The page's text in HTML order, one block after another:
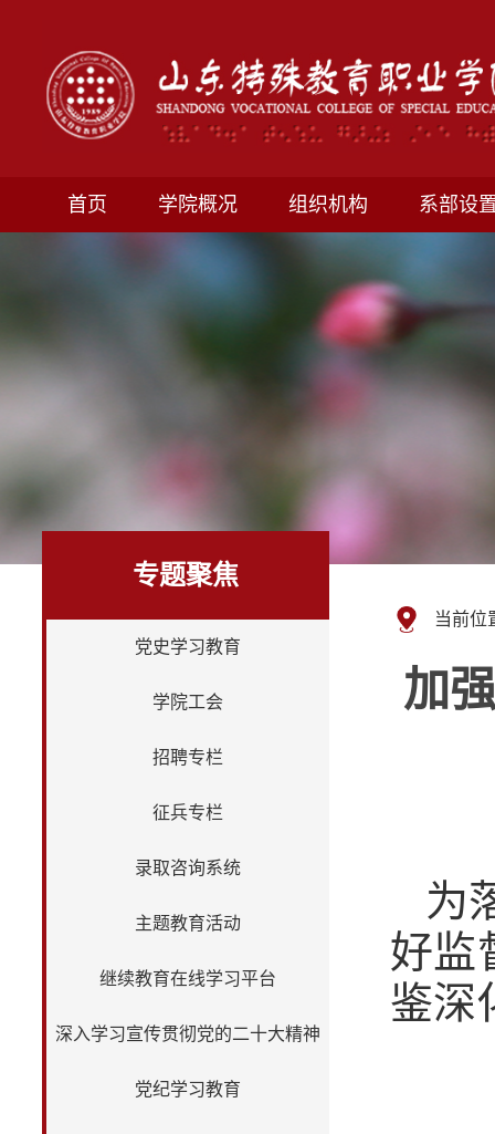
首页 学院概况 组织机构 系部设
专题聚焦
党史学习教育
学院工会
招聘专栏
征兵专栏
录取咨询系统
主题教育活动
继续教育在线学习平台
深入学习宣传贯彻党的二十大精神
党纪学习教育
当前位
加
为
好监
鉴深